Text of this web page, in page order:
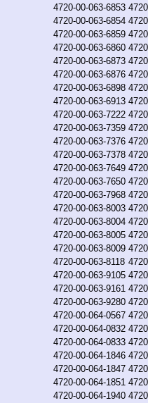
4720-00-063-6853
4720-00-063-6854
4720-00-063-6859
4720-00-063-6860
4720-00-063-6873
4720-00-063-6876
4720-00-063-6898
4720-00-063-6913
4720-00-063-7222
4720-00-063-7359
4720-00-063-7376
4720-00-063-7378
4720-00-063-7649
4720-00-063-7650
4720-00-063-7968
4720-00-063-8003
4720-00-063-8004
4720-00-063-8005
4720-00-063-8009
4720-00-063-8118
4720-00-063-9105
4720-00-063-9161
4720-00-063-9280
4720-00-064-0567
4720-00-064-0832
4720-00-064-0833
4720-00-064-1846
4720-00-064-1847
4720-00-064-1851
4720-00-064-1940